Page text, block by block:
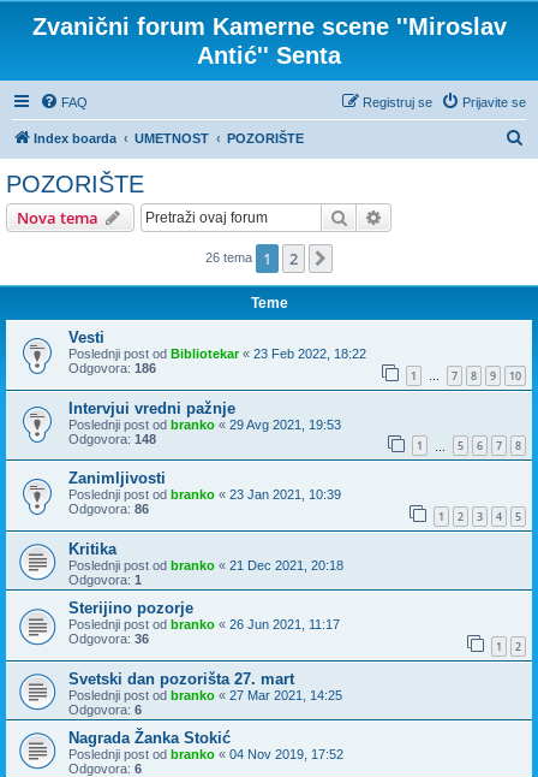
Zvanični forum Kamerne scene ''Miroslav
Antić'' Senta
FAQ Prijavite se
Registruj se
Index boarda UMETNOST POZORIŠTE
POZORIŠTE
Nova tema Pretraga
26 tema 1 2
Teme
Vesti
Poslednji post od Bibliotekar« 23 Feb 2022, 18:22
Odgovora: 186 1 … 7 8 9 10
Intervjui vredni pažnje
Poslednji post od branko « 29 Avg 2021, 19:53
Odgovora: 148 1 5 6 7 8
Zanimljivosti
Poslednji post od branko « 23 Jan 2021, 10:39
Odgovora: 86 1 2 3 4 5
Kritika
Poslednji post od branko « 21 Dec 2021, 20:18
Odgovora: 1
Sterijino pozorje
Poslednji post od branko « 26 Jun 2021, 11:17
Odgovora: 36 1 2
Svetski dan pozorišta 27. mart
Poslednji post od branko « 27 Mar 2021, 14:25
Odgovora: 6
Nagrada Žanka Stokić
Poslednji post od branko « 04 Nov 2019, 17:52
Odgovora: 6